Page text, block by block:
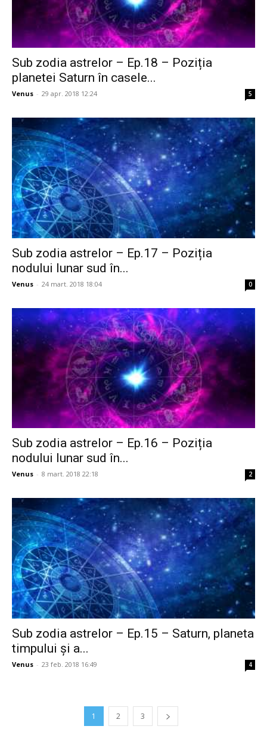
Sub zodia astrelor – Ep.18 – Poziția
planetei Saturn în casele...
Venus - 29 apr. 2018 12:24 5
Sub zodia astrelor – Ep.17 – Poziția
nodului lunar sud în...
Venus - 24 mart. 2018 18:04 0
Sub zodia astrelor – Ep.16 – Poziția
nodului lunar sud în...
Venus - 8 mart. 2018 22:18 2
Sub zodia astrelor – Ep.15 – Saturn, planeta
timpului și a...
Venus - 23 feb. 2018 16:49 4
1 2 3